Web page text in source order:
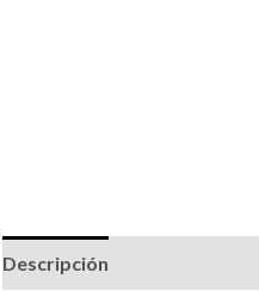
Descripción